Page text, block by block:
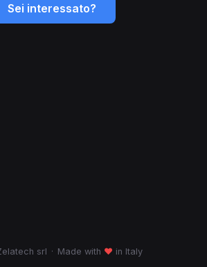
Sei interessato?
srl · Made with ♥ in Italy